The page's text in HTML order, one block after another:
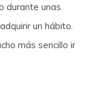
durante unas
un hábito.
más sencillo ir